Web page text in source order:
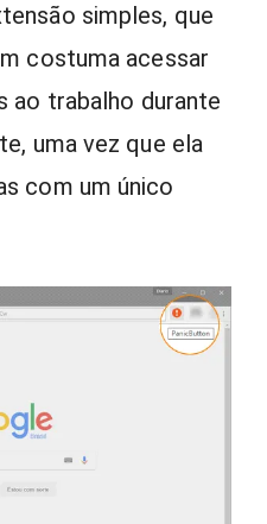
simples, que
costuma acessar
ao trabalho durante
uma vez que ela
com um único